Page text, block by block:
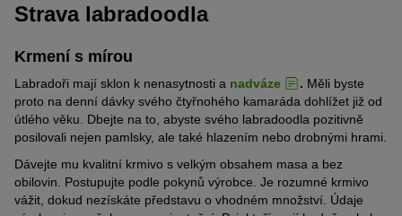
Strava labradoodla
Krmení s mírou
Labradoři mají sklon k nenasytnosti a nadváze . Měli byste
proto na denní dávky svého čtyřnohého kamaráda dohlížet již od
útlého věku. Dbejte na to, abyste svého labradoodla pozitivně
posilovali nejen pamlsky, ale také hlazením nebo drobnými hrami.
Dávejte mu kvalitní krmivo s velkým obsahem masa a bez
obilovin. Postupujte podle pokynů výrobce. Je rozumné krmivo
vážit, dokud nezískáte představu o vhodném množství. Údaje